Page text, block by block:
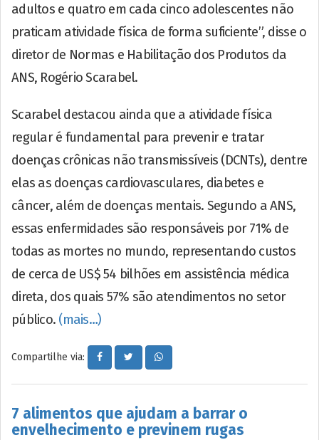
adultos e quatro em cada cinco adolescentes não
praticam atividade física de forma suficiente”, disse o
diretor de Normas e Habilitação dos Produtos da
ANS, Rogério Scarabel.
Scarabel destacou ainda que a atividade física
regular é fundamental para prevenir e tratar
doenças crônicas não transmissíveis (DCNTs), dentre
elas as doenças cardiovasculares, diabetes e
câncer, além de doenças mentais. Segundo a ANS,
essas enfermidades são responsáveis por 71% de
todas as mortes no mundo, representando custos
de cerca de US$ 54 bilhões em assistência médica
direta, dos quais 57% são atendimentos no setor
público. (mais…)
Compartilhe via:
7 alimentos que ajudam a barrar o
envelhecimento e previnem rugas